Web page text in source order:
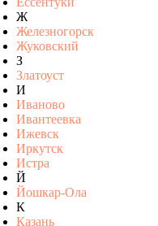
Ж
Железногорск
Жуковский
З
Златоуст
И
Иваново
Ивантеевка
Ижевск
Иркутск
Истра
Й
Йошкар-Ола
К
Казань